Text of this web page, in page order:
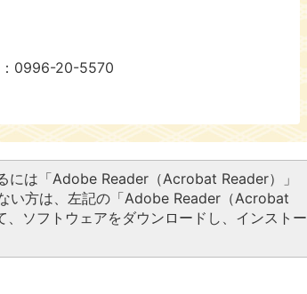
：0996-20-5570
には「Adobe Reader（Acrobat Reader）」
い方は、左記の「Adobe Reader（Acrobat
ソフトウェアをダウンロードし、インストー